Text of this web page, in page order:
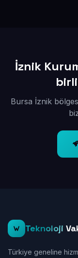
İznik
Bursa İznik
Teknoloji
Türkiye geneline